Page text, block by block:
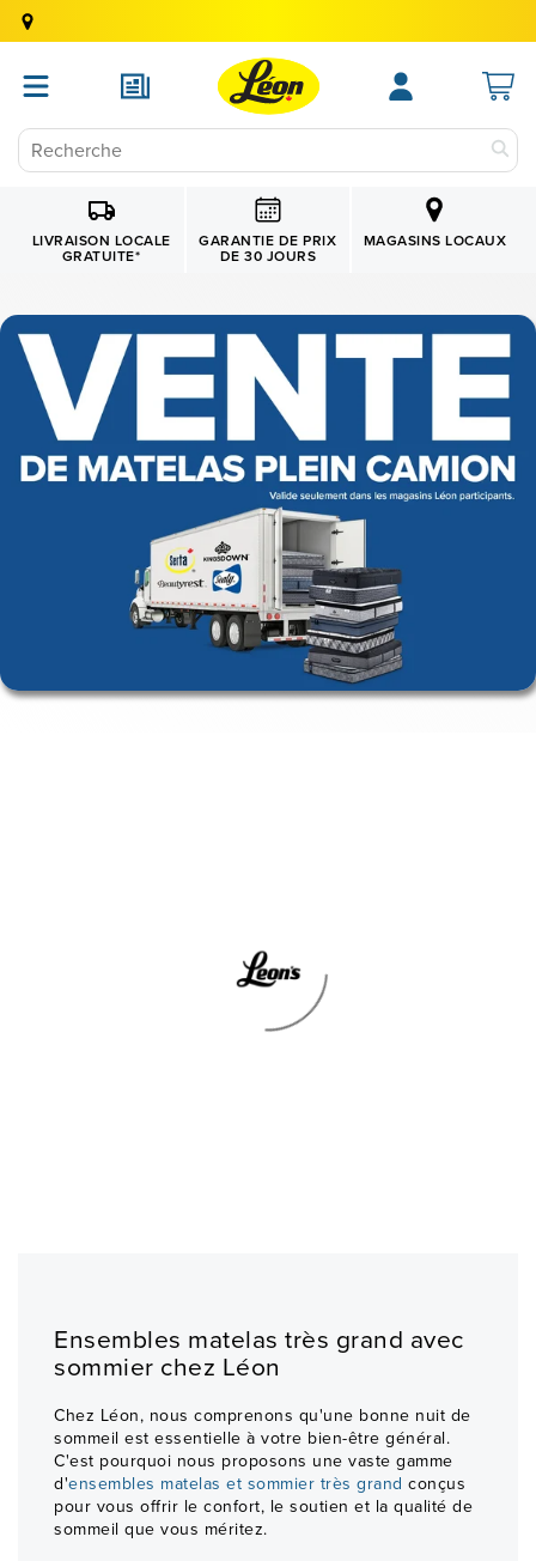
LIVRAISON LOCALE
GRATUITE*
GARANTIE DE PRIX
DE 30 JOURS
MAGASINS LOCAUX
Ensembles matelas très grand avec
sommier chez Léon
Chez Léon, nous comprenons qu'une bonne nuit de
sommeil est essentielle à votre bien-être général.
C'est pourquoi nous proposons une vaste gamme
d'ensembles matelas et sommier très grand conçus
pour vous offrir le confort, le soutien et la qualité de
sommeil que vous méritez.